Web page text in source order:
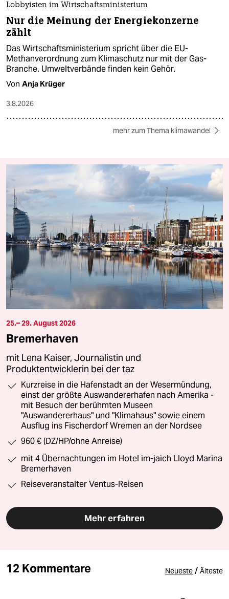
Lobbyisten im Wirtschaftsministerium
Nur die Meinung der Energiekonzerne
zählt
Das Wirtschaftsministerium spricht über die EU-
Methanverordnung zum Klimaschutz nur mit der Gas-
Branche. Umweltverbände finden kein Gehör.
Von Anja Krüger
3.8.2026
mehr zum Thema klimawandel
25.– 29. August 2026
Bremerhaven
mit Lena Kaiser, Journalistin und
Produktentwicklerin bei der taz
Kurzreise in die Hafenstadt an der Wesermündung,
einst der größte Auswandererhafen nach Amerika -
mit Besuch der berühmten Museen
"Auswandererhaus" und "Klimahaus" sowie einem
Ausflug ins Fischerdorf Wremen an der Nordsee
960 € (DZ/HP/ohne Anreise)
mit 4 Übernachtungen im Hotel im-jaich Lloyd Marina
Bremerhaven
Reiseveranstalter Ventus-Reisen
Mehr erfahren
12 Kommentare Neueste / Älteste